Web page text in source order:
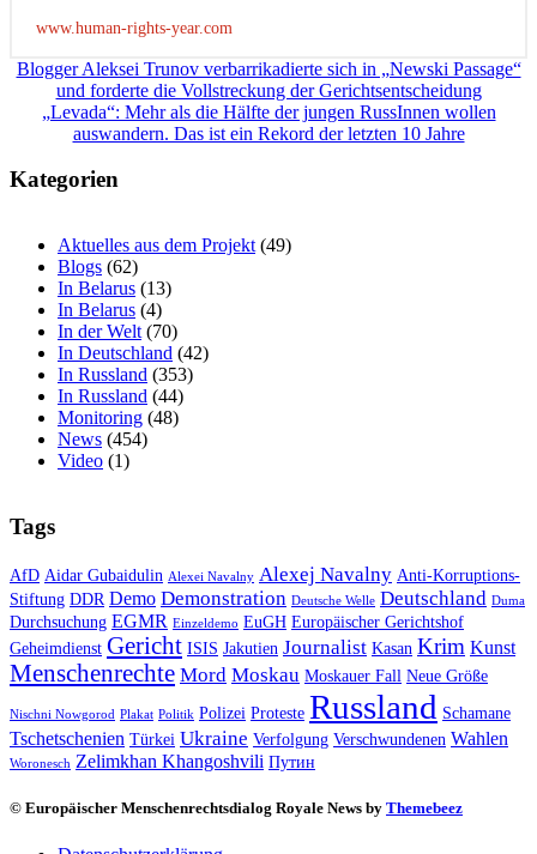
www.human-rights-year.com
Beitragsnavigation
Blogger Aleksei Trunov verbarrikadierte sich in „Newski Passage“
und forderte die Vollstreckung der Gerichtsentscheidung
„Levada“: Mehr als die Hälfte der jungen RussInnen wollen
auswandern. Das ist ein Rekord der letzten 10 Jahre
Kategorien
Aktuelles aus dem Projekt (49)
Blogs (62)
In Belarus (13)
In Belarus (4)
In der Welt (70)
In Deutschland (42)
In Russland (353)
In Russland (44)
Monitoring (48)
News (454)
Video (1)
Tags
AfD Aidar Gubaidulin Alexei Navalny Alexej Navalny Anti-Korruptions-
Stiftung DDR Demo Demonstration Deutsche Welle Deutschland Duma
Durchsuchung EGMR Einzeldemo EuGH Europäischer Gerichtshof
Geheimdienst Gericht ISIS Jakutien Journalist Kasan Krim Kunst
Menschenrechte Mord Moskau Moskauer Fall Neue Größe
Nischni Nowgorod Plakat Politik Polizei Proteste Russland Schamane
Tschetschenien Türkei Ukraine Verfolgung Verschwundenen Wahlen
Woronesch Zelimkhan Khangoshvili Путин
© Europäischer Menschenrechtsdialog Royale News by Themebeez